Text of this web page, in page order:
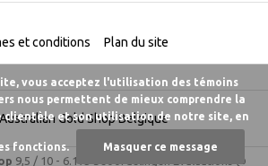
Australian Gold Shop Belgique
et conditions Plan du site
9,5 / 10- 6.175 beoordelingen Évaluations @
vous acceptez l'utilisation des témoins
nous permettent de mieux comprendre la
clientèle et son utilisation de notre site, en
fonctions. Masquer ce message